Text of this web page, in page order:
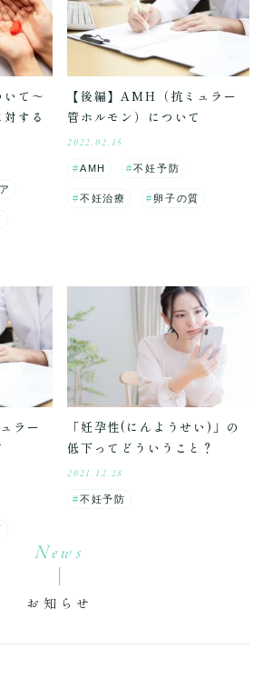
いて～
する
【後編】AMH（抗ミュラー
管ホルモン）について
2022.02.15
AMH 不妊予防
不妊治療 卵子の質
ラー
「妊孕性(にんようせい)」の
低下ってどういうこと？
2021.12.28
不妊予防
News
お知らせ